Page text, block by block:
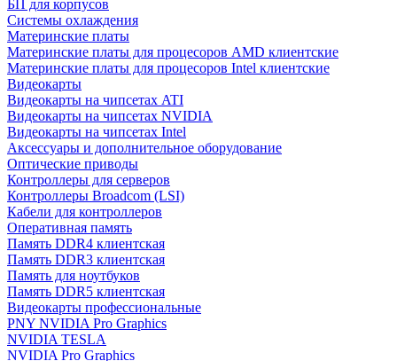
БП для корпусов
Системы охлаждения
Материнские платы
Материнские платы для процесоров AMD клиентские
Материнские платы для процесоров Intel клиентские
Видеокарты
Видеокарты на чипсетах ATI
Видеокарты на чипсетах NVIDIA
Видеокарты на чипсетах Intel
Аксессуары и дополнительное оборудование
Оптические приводы
Контроллеры для серверов
Контроллеры Broadcom (LSI)
Кабели для контроллеров
Оперативная память
Память DDR4 клиентская
Память DDR3 клиентская
Память для ноутбуков
Память DDR5 клиентская
Видеокарты профессиональные
PNY NVIDIA Pro Graphics
NVIDIA TESLA
NVIDIA Pro Graphics